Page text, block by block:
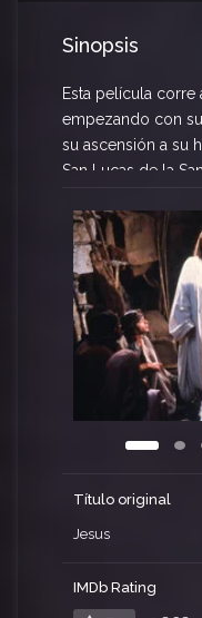
Sinopsis
Esta película corre
empezando con
su ascensión a su
San Lucas de la
Cinco años de
antecedieron la
donde se
evangelio. Las
muestran muchos
Título original
Jesus
IMDb Rating